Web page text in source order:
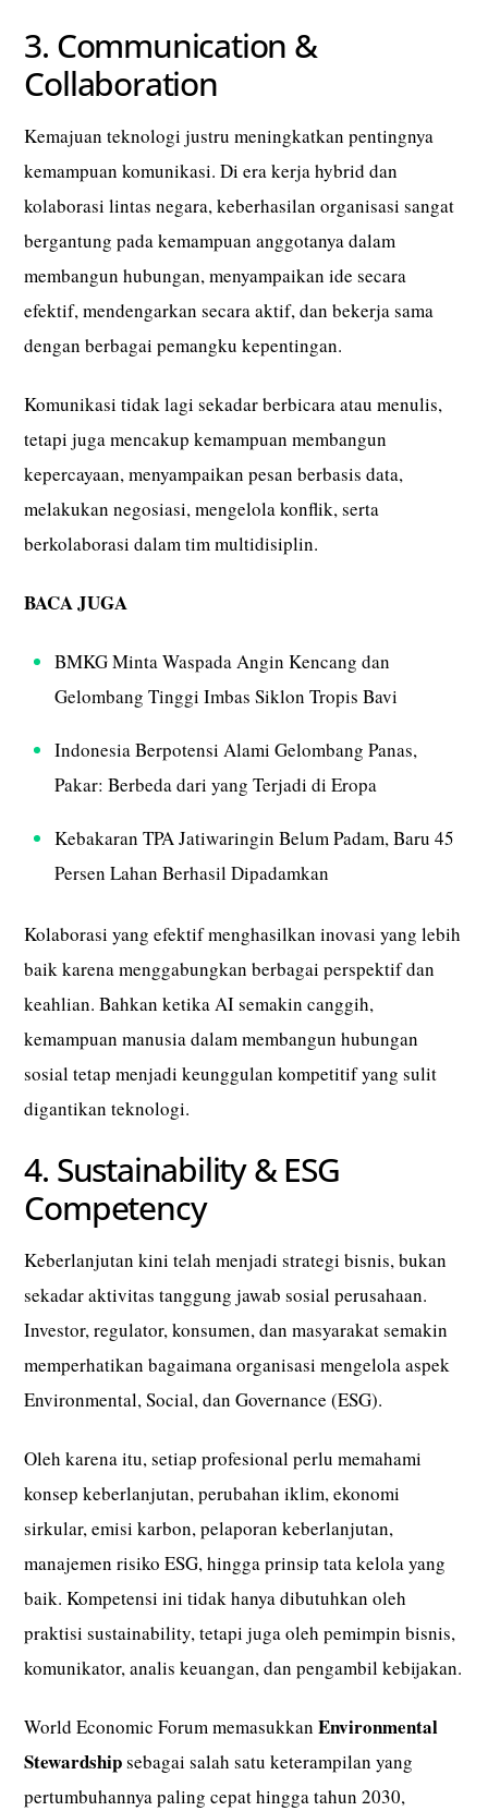
3. Communication &
Collaboration
Kemajuan teknologi justru meningkatkan pentingnya
kemampuan komunikasi. Di era kerja hybrid dan
kolaborasi lintas negara, keberhasilan organisasi sangat
bergantung pada kemampuan anggotanya dalam
membangun hubungan, menyampaikan ide secara
efektif, mendengarkan secara aktif, dan bekerja sama
dengan berbagai pemangku kepentingan.
Komunikasi tidak lagi sekadar berbicara atau menulis,
tetapi juga mencakup kemampuan membangun
kepercayaan, menyampaikan pesan berbasis data,
melakukan negosiasi, mengelola konflik, serta
berkolaborasi dalam tim multidisiplin.
BACA JUGA
BMKG Minta Waspada Angin Kencang dan
Gelombang Tinggi Imbas Siklon Tropis Bavi
Indonesia Berpotensi Alami Gelombang Panas,
Pakar: Berbeda dari yang Terjadi di Eropa
Kebakaran TPA Jatiwaringin Belum Padam, Baru 45
Persen Lahan Berhasil Dipadamkan
Kolaborasi yang efektif menghasilkan inovasi yang lebih
baik karena menggabungkan berbagai perspektif dan
keahlian. Bahkan ketika AI semakin canggih,
kemampuan manusia dalam membangun hubungan
sosial tetap menjadi keunggulan kompetitif yang sulit
digantikan teknologi.
4. Sustainability & ESG
Competency
Keberlanjutan kini telah menjadi strategi bisnis, bukan
sekadar aktivitas tanggung jawab sosial perusahaan.
Investor, regulator, konsumen, dan masyarakat semakin
memperhatikan bagaimana organisasi mengelola aspek
Environmental, Social, dan Governance (ESG).
Oleh karena itu, setiap profesional perlu memahami
konsep keberlanjutan, perubahan iklim, ekonomi
sirkular, emisi karbon, pelaporan keberlanjutan,
manajemen risiko ESG, hingga prinsip tata kelola yang
baik. Kompetensi ini tidak hanya dibutuhkan oleh
praktisi sustainability, tetapi juga oleh pemimpin bisnis,
komunikator, analis keuangan, dan pengambil kebijakan.
World Economic Forum memasukkanEnvironmental
Stewardshipsebagai salah satu keterampilan yang
pertumbuhannya paling cepat hingga tahun 2030,